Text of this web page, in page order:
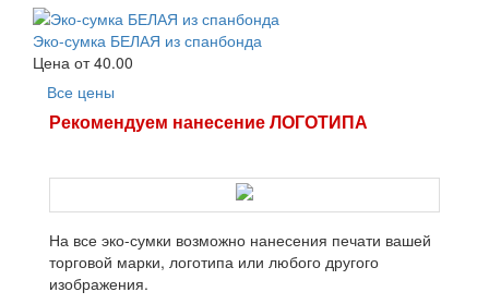
Эко-сумка БЕЛАЯ из спанбонда
Цена от40.00
Все цены
Рекомендуем нанесение ЛОГОТИПА
На все эко-сумки возможно нанесения печати вашей
торговой марки, логотипа или любого другого
изображения.